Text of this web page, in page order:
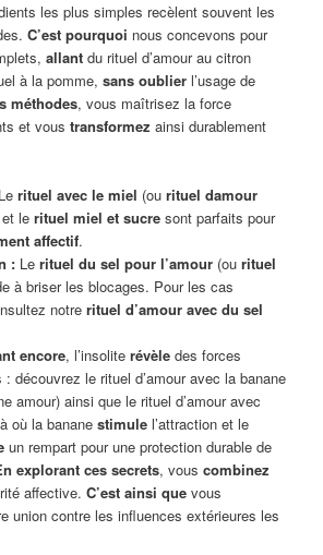
les plus simples recèlent souvent les
C’est pourquoi nous concevons pour
allant du rituel d’amour au citron
à la pomme,sans oublier l’usage de
méthodes, vous maîtrisez la force
et voustransformez ainsi durablement
rituel avec le miel (ou rituel damour
le rituel miel et sucresont parfaits pour
affectif.
:Le rituel du sel pour l’amour(ou rituel
à briser les blocages. Pour les cas
notre rituel d’amour avec du sel
encore, l’insolite révèledes forces
découvrez le rituel d’amour avec la banane
amour) ainsi que le rituel d’amour avec
où la banane stimulel’attraction et le
un rempart pour une protection durable de
explorant ces secrets, vous combinez
affective. C’est ainsi quevous
union contre les influences extérieures les